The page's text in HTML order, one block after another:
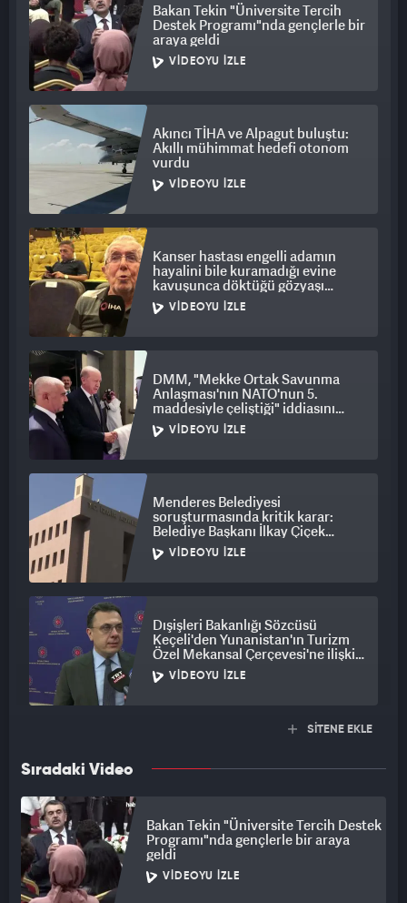
Bakan Tekin "Üniversite Tercih
Destek Programı"nda gençlerle bir
araya geldi
VIDEOYU İZLE
Akıncı TİHA ve Alpagut buluştu:
Akıllı mühimmat hedefi otonom
vurdu
VIDEOYU İZLE
Kanser hastası engelli adamın
hayalini bile kuramadığı evine
kavuşunca döktüğü gözyaşı
duygulandırdı
VIDEOYU İZLE
DMM, "Mekke Ortak Savunma
Anlaşması'nın NATO'nun 5.
maddesiyle çeliştiği" iddiasını
yalanladı
VIDEOYU İZLE
Menderes Belediyesi
soruşturmasında kritik karar:
Belediye Başkanı İlkay Çiçek
tutuklandı
VIDEOYU İZLE
Dışişleri Bakanlığı Sözcüsü
Keçeli'den Yunanistan'ın Turizm
Özel Mekansal Çerçevesi'ne ilişkin
açıklama
VIDEOYU İZLE
SİTENE EKLE
Sıradaki Video
Bakan Tekin "Üniversite Tercih Destek
Programı"nda gençlerle bir araya
geldi
VIDEOYU İZLE